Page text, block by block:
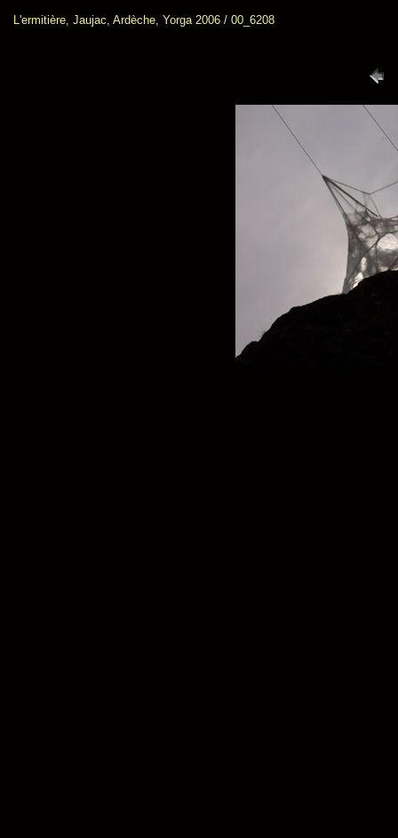
L'ermitière, Jaujac, Ardèche, Yorga 2006 / 00_6208